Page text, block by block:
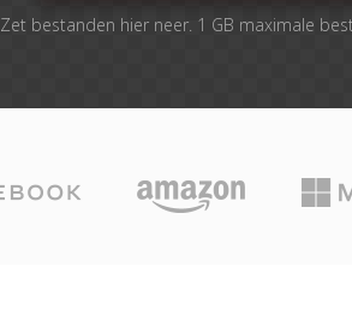
Zet bestanden hier neer. 1 GB maximale